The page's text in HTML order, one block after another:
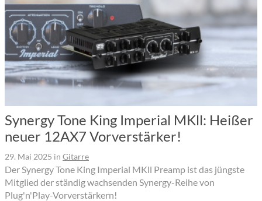
Synergy Tone King Imperial MKll: Heißer
neuer 12AX7 Vorverstärker!
29. Mai 2025 in Gitarre
Der Synergy Tone King Imperial MKll Preamp ist das jüngste
Mitglied der ständig wachsenden Synergy-Reihe von
Plug'n'Play-Vorverstärkern!